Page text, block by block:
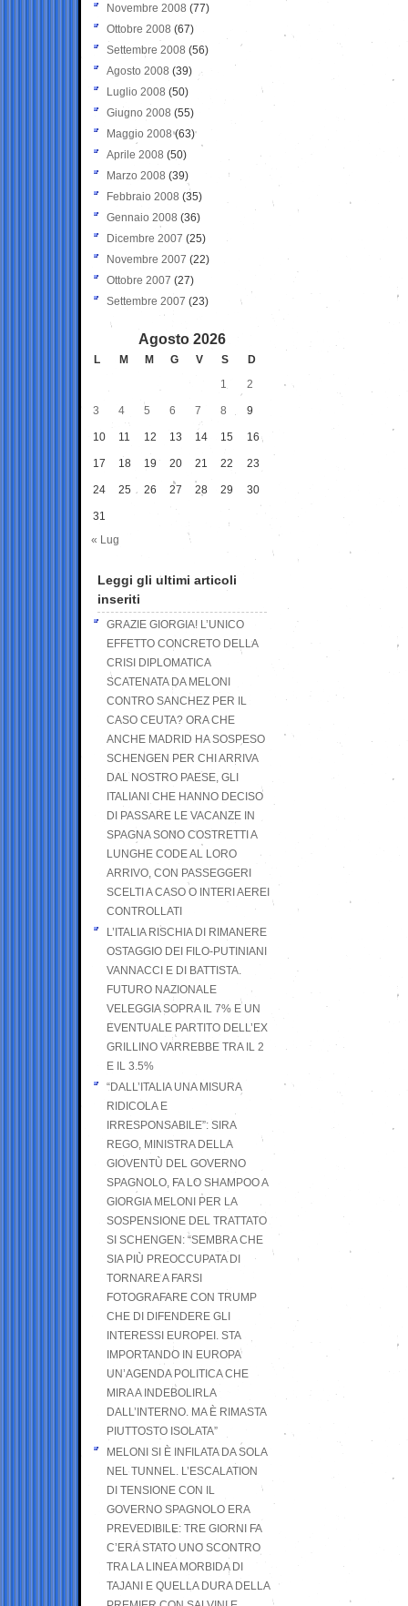
Novembre 2008 (77)
Ottobre 2008 (67)
Settembre 2008 (56)
Agosto 2008 (39)
Luglio 2008 (50)
Giugno 2008 (55)
Maggio 2008(63)
Aprile 2008 (50)
Marzo 2008 (39)
Febbraio 2008 (35)
Gennaio 2008 (36)
Dicembre 2007 (25)
Novembre 2007 (22)
Ottobre 2007 (27)
Settembre 2007 (23)
Agosto 2026
L M M G V S
D
1
2
3 4 5 6 7 8 9
10 11 12 13 14 15 16
17 18 19 20 21 22 23
24 25 26 27 28 29 30
31
« Lug
Leggi gli ultimi articoli
inseriti
GRAZIE GIORGIA! L’UNICO
EFFETTO CONCRETO DELLA
CRISI DIPLOMATICA
SCATENATA DA MELONI
CONTRO SANCHEZ PER IL
CASO CEUTA? ORA CHE
ANCHE MADRID HA SOSPESO
SCHENGEN PER CHI ARRIVA
DAL NOSTRO PAESE, GLI
ITALIANI CHE HANNO DECISO
DI PASSARE LE VACANZE IN
SPAGNA SONO COSTRETTI A
LUNGHE CODE AL LORO
ARRIVO, CON PASSEGGERI
SCELTI A CASO O INTERI AEREI
CONTROLLATI
L’ITALIA RISCHIA DI RIMANERE
OSTAGGIO DEI FILO-PUTINIANI
VANNACCI E DI BATTISTA.
FUTURO NAZIONALE
VELEGGIA SOPRA IL 7% E UN
EVENTUALE PARTITO DELL’EX
GRILLINO VARREBBE TRA IL 2
E IL 3.5%
“DALL’ITALIA UNA MISURA
RIDICOLA E
IRRESPONSABILE”: SIRA
REGO, MINISTRA DELLA
GIOVENTÙ DEL GOVERNO
SPAGNOLO, FA LO SHAMPOO A
GIORGIA MELONI PER LA
SOSPENSIONE DEL TRATTATO
SI SCHENGEN: “SEMBRA CHE
SIA PIÙ PREOCCUPATA DI
TORNARE A FARSI
FOTOGRAFARE CON TRUMP
CHE DI DIFENDERE GLI
INTERESSI EUROPEI. STA
IMPORTANDO IN EUROPA
UN’AGENDA POLITICA CHE
MIRA A INDEBOLIRLA
DALL’INTERNO. MA È RIMASTA
PIUTTOSTO ISOLATA”
MELONI SI È INFILATA DA SOLA
NEL TUNNEL. L’ESCALATION
DI TENSIONE CON IL
GOVERNO SPAGNOLO ERA
PREVEDIBILE: TRE GIORNI FA
C’ERA STATO UNO SCONTRO
TRA LA LINEA MORBIDA DI
TAJANI E QUELLA DURA DELLA